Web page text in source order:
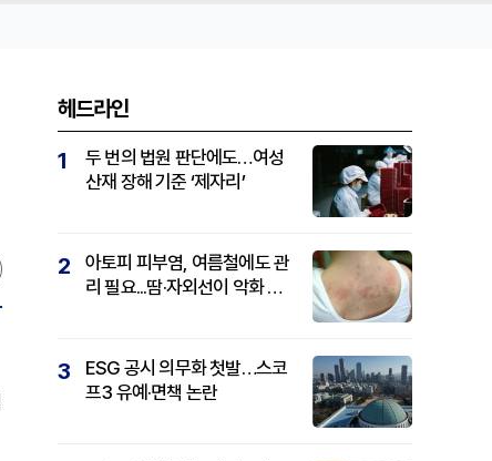
헤드라인
1
두 번의 법원 판단에도…여성
산재 장해 기준 ‘제자리’
2
아토피 피부염, 여름철에도 관
리 필요...땀·자외선이 악화 요
3
ESG 공시 의무화 첫발…스코
프3 유예·면책 논란